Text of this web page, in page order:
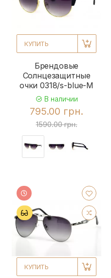
КУПИТЬ
Брендовые
Солнцезащитные
очки 0318/s-blue-M
В наличии
795.00 грн.
1590.00 грн.
КУПИТЬ